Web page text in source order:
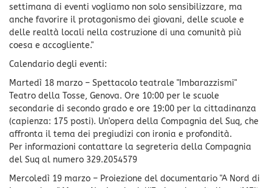
settimana di eventi vogliamo non solo sensibilizzare, ma
anche favorire il protagonismo dei giovani, delle scuole e
delle realtà locali nella costruzione di una comunità più
coesa e accogliente."
Calendario degli eventi:
Martedì 18 marzo – Spettacolo teatrale "Imbarazzismi"
Teatro della Tosse, Genova. Ore 10:00 per le scuole
secondarie di secondo grado e ore 19:00 per la cittadinanza
(capienza: 175 posti). Un'opera della Compagnia del Suq, che
affronta il tema dei pregiudizi con ironia e profondità.
Per informazioni contattare la segreteria della Compagnia
del Suq al numero 329.2054579
Mercoledì 19 marzo – Proiezione del documentario "A Nord di